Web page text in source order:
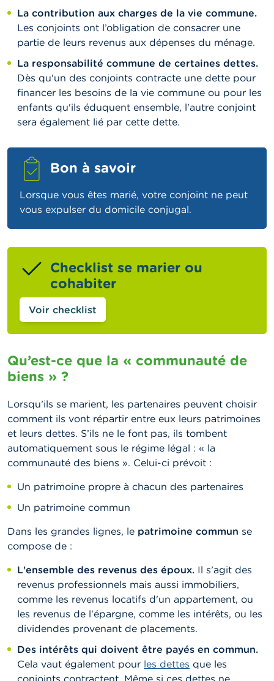
La contribution aux charges de la vie commune.
Les conjoints ont l’obligation de consacrer une
partie de leurs revenus aux dépenses du ménage.
La responsabilité commune de certaines dettes.
Dès qu'un des conjoints contracte une dette pour
financer les besoins de la vie commune ou pour les
enfants qu'ils éduquent ensemble, l'autre conjoint
sera également lié par cette dette.
Bon à savoir
Lorsque vous êtes marié, votre conjoint ne peut
vous expulser du domicile conjugal.
Checklist se marier ou
cohabiter
Voir checklist
Qu’est-ce que la « communauté de
biens » ?
Lorsqu’ils se marient, les partenaires peuvent choisir
comment ils vont répartir entre eux leurs patrimoines
et leurs dettes. S’ils ne le font pas, ils tombent
automatiquement sous le régime légal : « la
communauté des biens ». Celui-ci prévoit :
Un patrimoine propre à chacun des partenaires
Un patrimoine commun
Dans les grandes lignes, le patrimoine commun se
compose de :
L'ensemble des revenus des époux. Il s’agit des
revenus professionnels mais aussi immobiliers,
comme les revenus locatifs d'un appartement, ou
les revenus de l'épargne, comme les intérêts, ou les
dividendes provenant de placements.
Des intérêts qui doivent être payés en commun.
Cela vaut également pour les dettes que les